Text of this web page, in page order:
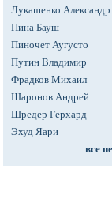
Лукашенко Александр
Пина Бауш
Пиночет Аугусто
Путин Владимир
Фрадков Михаил
Шаронов Андрей
Шредер Герхард
Эхуд Яари
все